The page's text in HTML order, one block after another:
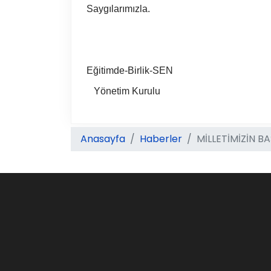
Saygılarımızla.
Eğitimde-Birlik-SEN
Yönetim Kurulu
Anasayfa Haberler MİLLETİMİZİN